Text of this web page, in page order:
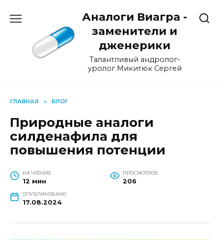
Аналоги Виагра -
заменители и
дженерики
Талантливый андролог-
уролог Микитюк Сергей
ГЛАВНАЯ » БЛОГ
Природные аналоги
силденафила для
повышения потенции
НА ЧТЕНИЕ
12 мин
ПРОСМОТРОВ
206
ОПУБЛИКОВАНО
17.08.2024